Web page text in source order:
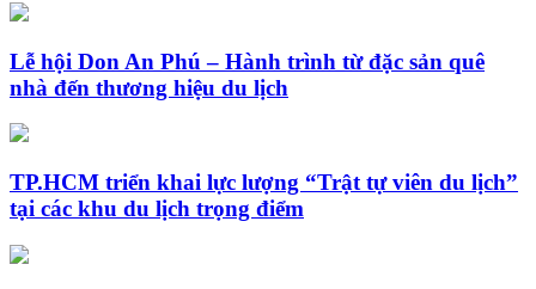
Lễ hội Don An Phú – Hành trình từ đặc sản quê
nhà đến thương hiệu du lịch
TP.HCM triển khai lực lượng “Trật tự viên du lịch”
tại các khu du lịch trọng điểm